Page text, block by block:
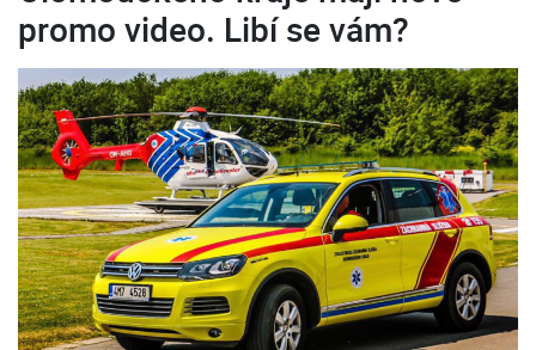
promo video. Libí se vám?